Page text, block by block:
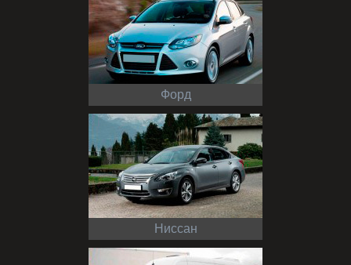
Форд
Ниссан